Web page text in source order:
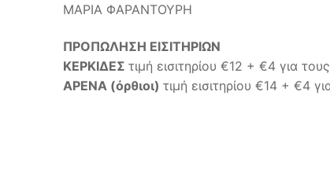
ΜΑΡΙΑ ΦΑΡΑΝΤΟΥΡΗ
ΠΡΟΠΩΛΗΣΗ ΕΙΣΙΤΗΡΙΩΝ
ΚΕΡΚΙΔΕΣ τιμή εισιτηρίου €12 + €4 για
ΑΡΕΝΑ (όρθιοι) τιμή εισιτηρίου €14 +